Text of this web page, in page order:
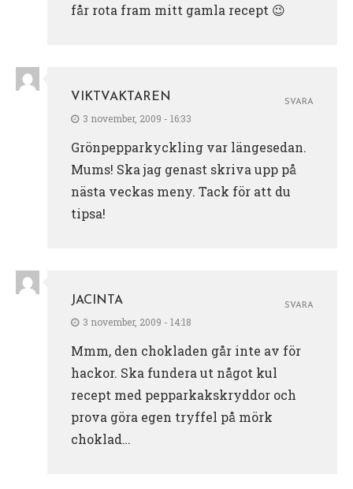
får rota fram mitt gamla recept 😉
VIKTVAKTAREN
3 november, 2009 - 16:33
Grönpepparkyckling var längesedan.
Mums! Ska jag genast skriva upp på
nästa veckas meny. Tack för att du
tipsa!
SVARA
JACINTA
3 november, 2009 - 14:18
Mmm, den chokladen går inte av för
hackor. Ska fundera ut något kul
recept med pepparkakskryddor och
prova göra egen tryffel på mörk
choklad…
SVARA